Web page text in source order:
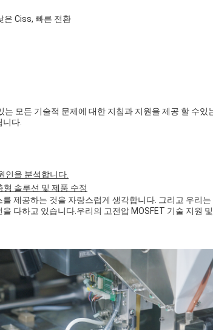
은 Ciss, 빠른 전환
모든 기술적 문제에 대한 지침과 지원을 제공 할 수있
니다.
인을 분석합니다.
솔루션 및 제품 수정
제공하는 것을 자랑스럽게 생각합니다. 그리고 우리
다하고 있습니다.우리의 고전압 MOSFET 기술 지원